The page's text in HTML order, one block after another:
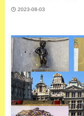
2023-08-03